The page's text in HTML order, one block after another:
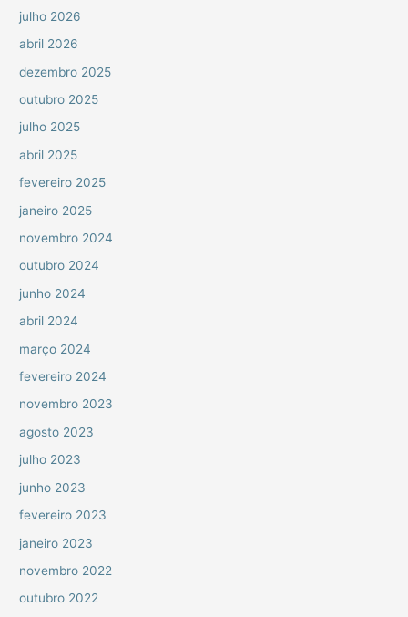
julho 2026
abril 2026
dezembro 2025
outubro 2025
julho 2025
abril 2025
fevereiro 2025
janeiro 2025
novembro 2024
outubro 2024
junho 2024
abril 2024
março 2024
fevereiro 2024
novembro 2023
agosto 2023
julho 2023
junho 2023
fevereiro 2023
janeiro 2023
novembro 2022
outubro 2022